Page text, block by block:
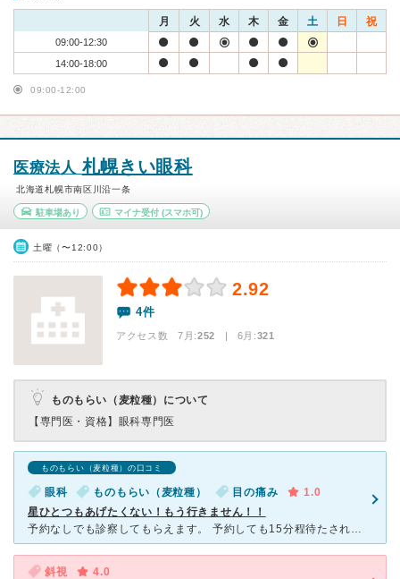
月 火 水 木 金 土 日 祝
09:00-12:30
14:00-18:00
09:00-12:00
医療法人 札幌きい眼科
北海道札幌市南区川沿一条
駐車場あり マイナ受付(スマホ可)
土曜（〜12:00）
2.92
4件
アクセス数 7月:252 | 6月:321
ものもらい（麦粒種）について
【専門医・資格】 眼科専門医
ものもらい（麦粒種）の口コミ
眼科 ものもらい（麦粒種） 目の痛み
1.0
星ひとつもあげたくない！もう行きません！！
予約なしでも診察してもらえます。 予約しても15分程待たされました。 靴を脱がずに入れます。 受付、看護師の方は感じ良かったのですがとにかく男性院長が最悪でした。 ものもらいでもらった
斜視
4.0